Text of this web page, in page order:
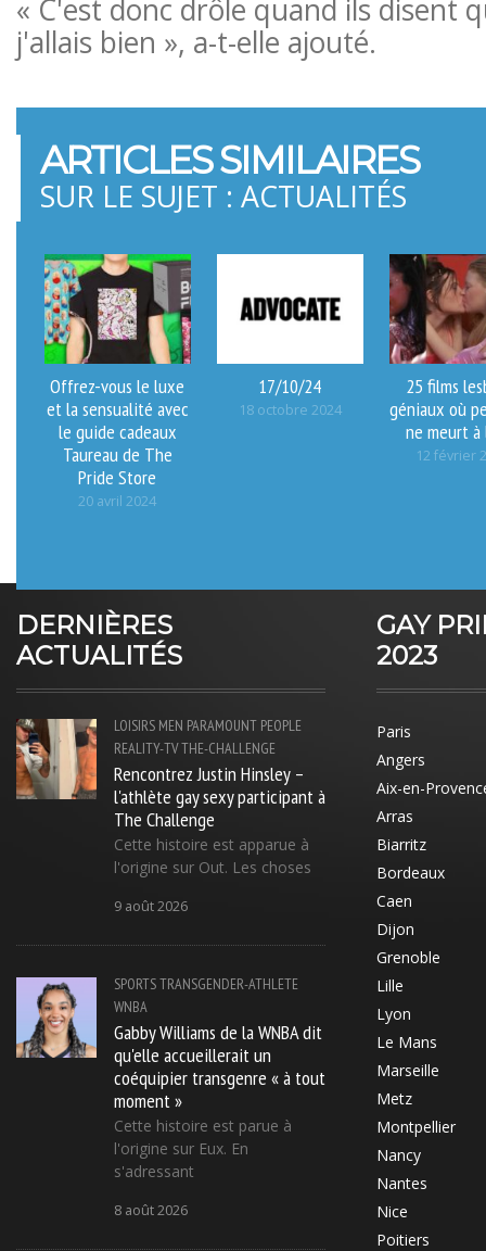
« C'est donc drôle quand ils disent
j'allais bien », a-t-elle ajouté.
ARTICLES SIMILAIRES
SUR LE SUJET : ACTUALITÉS
Offrez-vous le luxe
et la sensualité avec
le guide cadeaux
Taureau de The
Pride Store
20 avril 2024
17/10/24
18 octobre 2024
25 films
géniaux où
ne meurt
12 février
DERNIÈRES
ACTUALITÉS
LOISIRS MEN PARAMOUNT PEOPLE
REALITY-TVTHE-CHALLENGE
Rencontrez Justin Hinsley –
l'athlète gay sexy participant à
The Challenge
Cette histoire est apparue à
l'origine sur Out. Les choses
9 août 2026
SPORTSTRANSGENDER-ATHLETE
WNBA
Gabby Williams de la WNBA dit
qu'elle accueillerait un
coéquipier transgenre « à tout
moment »
Cette histoire est parue à
l'origine sur Eux. En
s'adressant
8 août 2026
GAY
2023
Paris
Angers
Aix-en-
Arras
Biarritz
Bordeaux
Caen
Dijon
Grenoble
Lille
Lyon
Le Mans
Marseille
Metz
Montpellier
Nancy
Nantes
Nice
Poitiers